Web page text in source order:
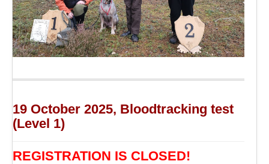
19 October 2025, Bloodtracking test
(Level 1)
REGISTRATION IS CLOSED!